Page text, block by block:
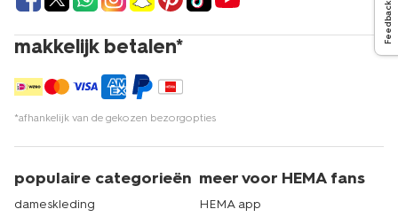
makkelijk betalen*
*afhankelijk van de gekozen bezorgopties
populaire categorieën
dameskleding
meer voor HEMA fans
HEMA app
Feedback